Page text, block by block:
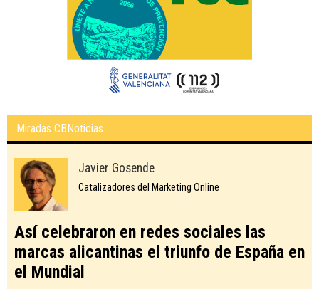
Miradas CBNoticias
Javier Gosende
Catalizadores del Marketing Online
Así celebraron en redes sociales las
marcas alicantinas el triunfo de España en
el Mundial